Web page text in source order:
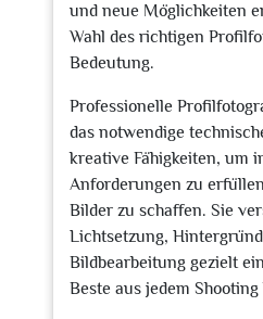
und neue Möglichkeiten
Wahl des richtigen
Bedeutung.
Professionelle
das notwendige
kreative Fähigkeiten, um
Anforderungen zu
Bilder zu schaffen. Sie
Lichtsetzung,
Bildbearbeitung gezielt
Beste aus jedem